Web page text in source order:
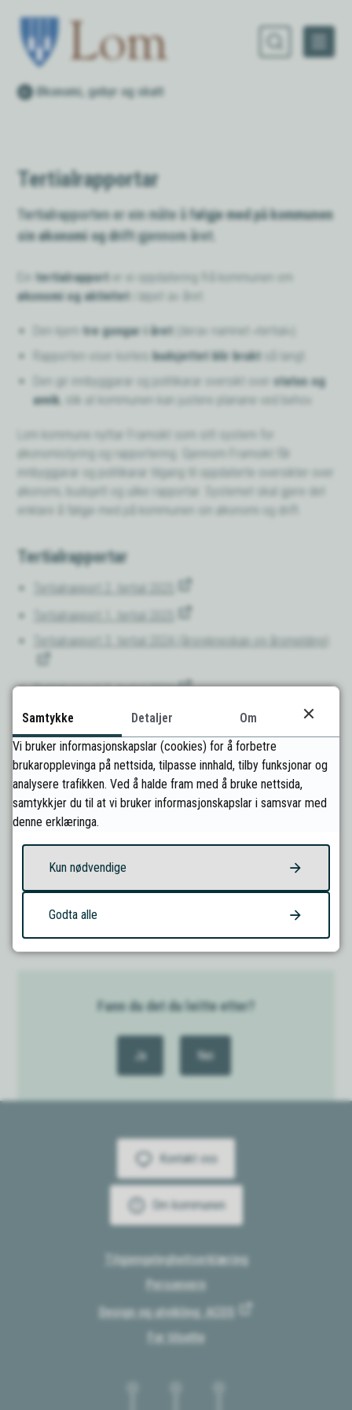
Du er her:
Økonomi, gebyr og skatt
Tertialrapportar
Tertialrapporten er ein måte åfølgje med på kommunen
sin økonomi og driftgjennom året.
tertialrapport er ei oppdatering frå kommunen om
økonomi og aktivitet i løpet av året.
Den kjem tre gongar i året (derav namnet «tertial»).
Rapporten viser korleisbudsjettet blir brukt så langt.
Den gir innbyggjarar og politikarar oversikt overstatus og
avvik , slik at kommunen kan justere planane ved behov.
Lom kommune nyttar Framsikt som sitt system for
økonomistyring og rapportering. Gjennom Framsikt får
innbyggjarar og politikarar tilgang til oppdaterte oversikter over
økonomi, budsjett og ulike rapportar. Systemet skal gjere det
enklare å følgje med på kommunen sin økonomi og drift.
Tertialrapportar
Tertialrapport 2. tertial 2025
Tertialrapport 1. tertial 2025
Tertialrapport 3. tertial 2024 (årsrekneskap og årsmelding)
Tertialrapport 2. tertial 2024
Tertialrapport 1. tertial 2024
Ansvarleg for tenesta: Økonomi
Sist endret 03.06.2026 14.08
Andre rapportar
Fann du det du leitte etter?
Ja Nei
Kontakt oss
Om kommunen
Tilgjengelegheitserklæring
Personvern
Design og utvikling: ACOS
For tilsette
Samtykke Detaljer
Om
Vi bruker informasjonskapslar (cookies) for å forbetre
brukaropplevinga på nettsida, tilpasse innhald, tilby funksjonar og
analysere trafikken. Ved å halde fram med å bruke nettsida,
samtykkjer du til at vi bruker informasjonskapslar i samsvar med
denne erklæringa.
Kun nødvendige
Godta alle